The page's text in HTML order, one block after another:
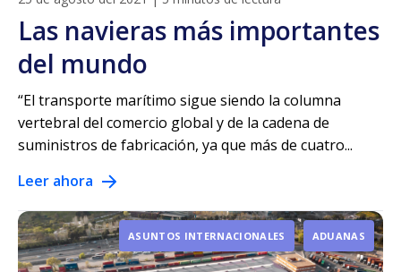
Las navieras más importantes
del mundo
“El transporte marítimo sigue siendo la columna
vertebral del comercio global y de la cadena de
suministros de fabricación, ya que más de cuatro...
Leer ahora
ASUNTOS INTERNACIONALES ADUANAS